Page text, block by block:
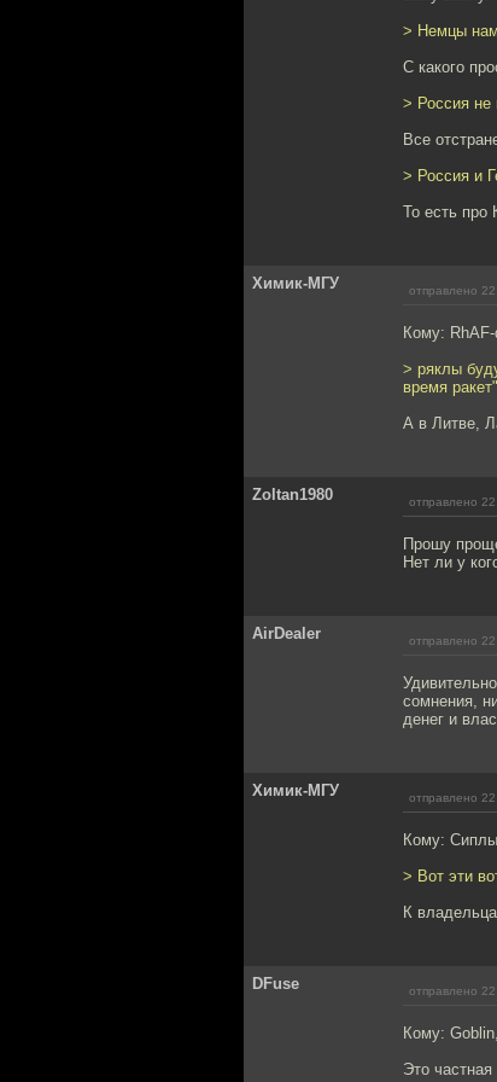
> Немцы
С какого
> Россия не
Все
> Россия и
То есть про
Химик-МГУ отправлено
Кому:
> ряклы
время
А в Литве,
Zoltan1980 отправлено
Прошу
Нет ли у
AirDealer отправлено
сомнения,
денег и
Химик-МГУ отправлено
Кому:
> Вот эти
К
DFuse отправлено
Кому: Goblin,
Это